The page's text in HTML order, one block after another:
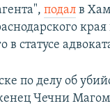
подал в
в статусе
по делу об
Чечни